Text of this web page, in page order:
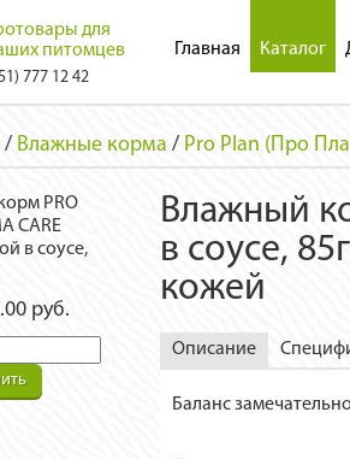
для
питомцев
777 12 42
Главная Каталог
/ Влажные корма / Pro Plan (Про
руб.
Влажный
в соусе,
кожей
Описание
Баланс